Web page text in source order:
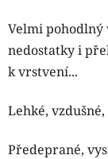
Velmi
nedostatky i
k vrstvení...
Lehké,
Předeprané,